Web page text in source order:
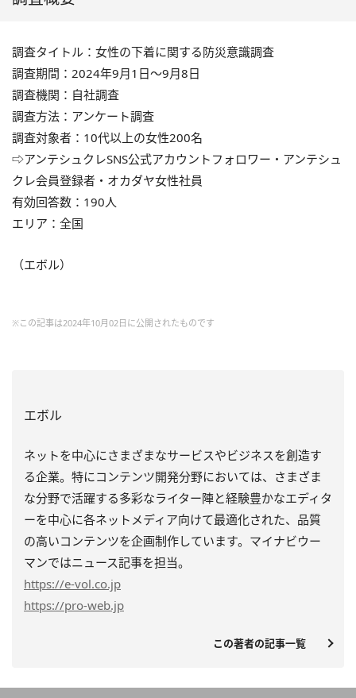
調査タイトル：女性の下着に関する防災意識調査
調査期間：2024年9月1日～9月8日
調査機関：自社調査
調査方法：アンケート調査
調査対象者：10代以上の女性200名
⇨アンテシュクレSNS公式アカウントフォロワー・アンテシュ
クレ会員登録者・オカダヤ女性社員
有効回答数：190人
エリア：全国
（エボル）
※この記事は2024年10月02日に公開されたものです
エボル
ネットを中心にさまざまなサービスやビジネスを創造す
る企業。特にコンテンツ開発分野においては、さまざま
な分野で活躍する多彩なライター陣と経験豊かなエディタ
ーを中心に各ネットメディア向けて最適化された、品質
の高いコンテンツを企画制作しています。マイナビウー
マンではニュース記事を担当。
https://e-vol.co.jp
https://pro-web.jp
この著者の記事一覧